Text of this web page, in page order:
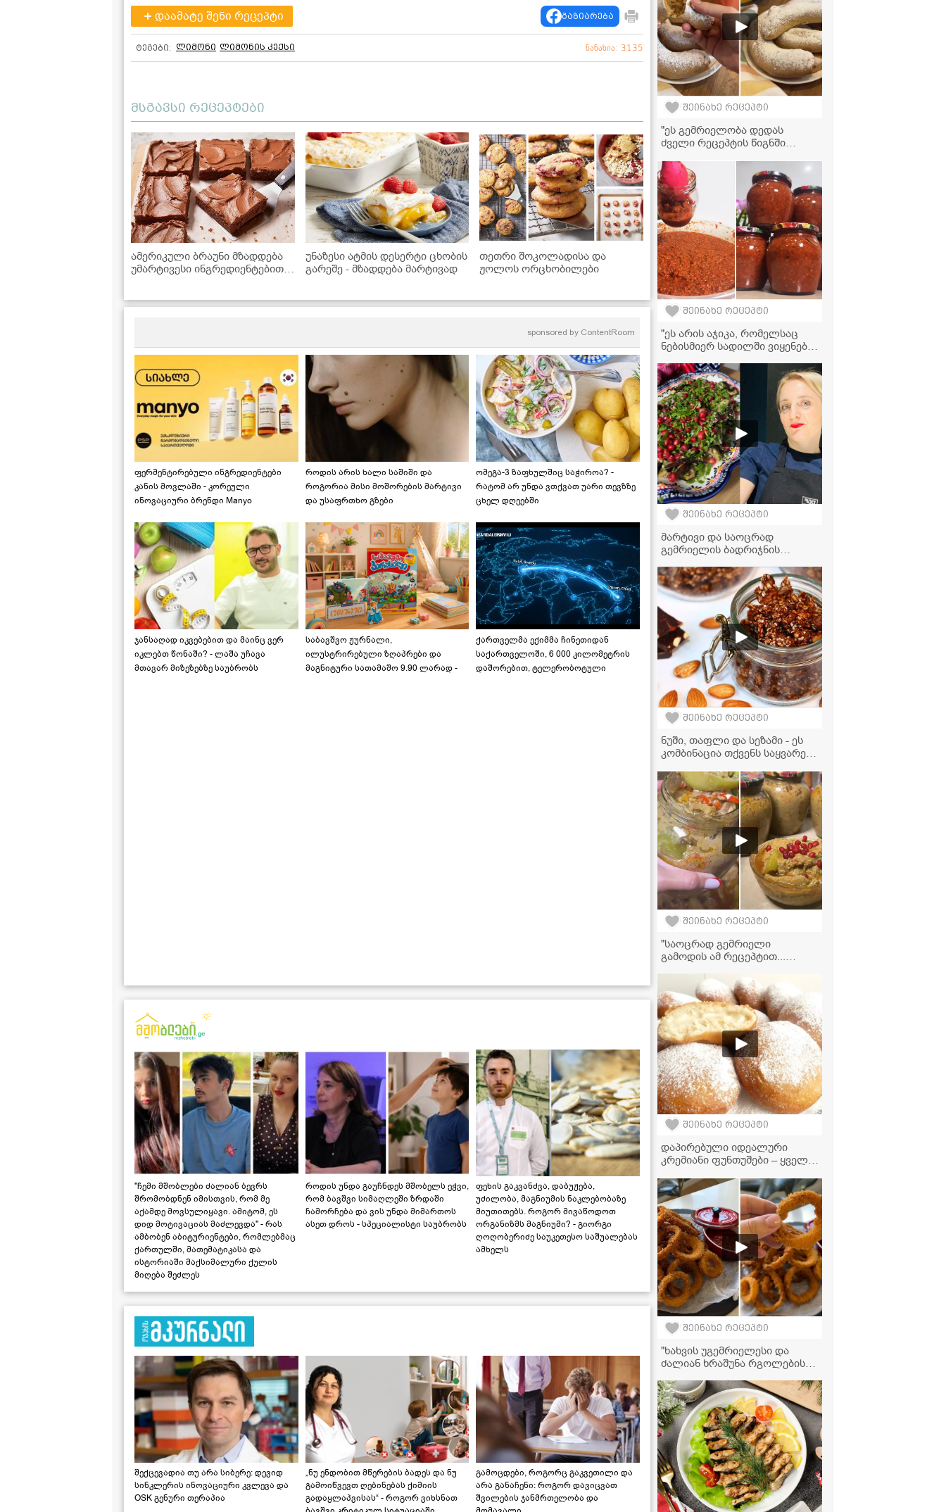
დაამატე შენი რეცეპტი გაზიარება
ტეგები: ლიმონი ლიმონის კექსი ნანახია: 3135
მსგავსი რეცეპტები
ამერიკული ბრაუნი მზადდება
უმარტივესი ინგრედიენტებით,
უნაზესი ატმის დესერტი ცხობის
გარეშე - მზადდება მარტივად
თეთრი შოკოლადისა და
ჟოლოს ორცხობილები
sponsored by ContentRoom
ფერმენტირებული ინგრედიენტები
კანის მოვლაში - კორეული
ინოვაციური ბრენდი Manyo
როდის არის ხალი საშიში და
როგორია მისი მოშორების მარტივი
და უსაფრთხო გზები
ომეგა-3 ზაფხულშიც საჭიროა? -
რატომ არ უნდა ვთქვათ უარი თევზზე
ცხელ დღეებში
ჯანსაღად იკვებებით და მაინც ვერ
იკლებთ წონაში? - ლაშა უჩავა
მთავარ მიზეზებზე საუბრობს
საბავშვო ჟურნალი,
ილუსტრირებული ზღაპრები და
მაგნიტური სათამაშო 9.90 ლარად -
ქართველმა ექიმმა ჩინეთიდან
საქართველოში, 6 000 კილომეტრის
დაშორებით, ტელერობოტული
"ჩემი მშობლები ძალიან ბევრს
შრომობდნენ იმისთვის, რომ მე
აქამდე მოვსულიყავი. ამიტომ, ეს
დიდ მოტივაციას მაძლევდა" - რას
ამბობენ აბიტურიენტები, რომლებმაც
ქართულში, მათემატიკასა და
ისტორიაში მაქსიმალური ქულის
მიღება შეძლეს
როდის უნდა გაუჩნდეს მშობელს ეჭვი,
რომ ბავშვი სიმაღლეში ზრდაში
ჩამორჩება და ვის უნდა მიმართოს
ასეთ დროს - სპეციალისტი საუბრობს
ფეხის გაკვანძვა, დაბუჟება,
უძილობა, მაგნიუმის ნაკლებობაზე
მიუთითებს. როგორ მივაწოდოთ
ორგანიზმს მაგნიუმი? - გიორგი
ღოღობერიძე საუკეთესო საშუალებას
ამხელს
შექცევადია თუ არა სიბერე: დევიდ
სინკლერის ინოვაციური კვლევა და
OSK გენური თერაპია
„ნუ ენდობით მწერების ბადეს და ნუ
გამოიწვევთ ღებინებას ქიმიის
გადაყლაპვისას“ - როგორ ვიხსნათ
გამოცდები, როგორც გაკვეთილი და
არა განაჩენი: როგორ დავიცვათ
შვილების ჯანმრთელობა და
შეინახე რეცეპტი
"ეს გემრიელობა დედას
ძველი რეცეპტის წიგნში
გემრიელი გამოდის" -
მკითხველის ვიდეორეცეპტი
შეინახე რეცეპტი
"ეს არის აჯიკა, რომელსაც
ნებისმიერ სადილში ვიყენებ
წასმულიც საოცრებაა!" -
აჯიკის ვიდეორეცეპტი
ტყემლით
შეინახე რეცეპტი
მარტივი და საოცრად
გემრიელის ბადრიჯნის
შეინახე რეცეპტი
ნუში, თაფლი და სეზამი - ეს
კომბინაცია თქვენს საყვარელ
შეინახე რეცეპტი
"საოცრად გემრიელი
გამოდის ამ რეცეპტით...
მკვახე პომიდვრის საცივი
ნიგვზით ზამთრისთვის
შეინახე რეცეპტი
დაპირებული იდეალური
კრემიანი ფუნთუშები – ყველა
შეინახე რეცეპტი
"ხახვის უგემრიელესი და
ძალიან ხრაშუნა რგოლების
მარტივად მზადდება!" -
ვიდეორეცეპტი